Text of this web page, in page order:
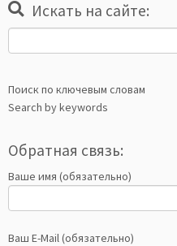
Искать на сайте:
Поиск по ключевым словам
Search by keywords
Обратная связь:
Ваше имя (обязательно)
Ваш E-Mail (обязательно)